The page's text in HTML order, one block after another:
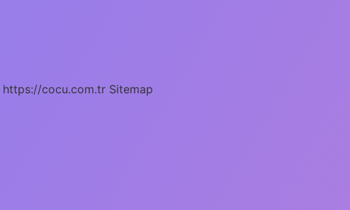
https://cocu.com.tr Sitemap